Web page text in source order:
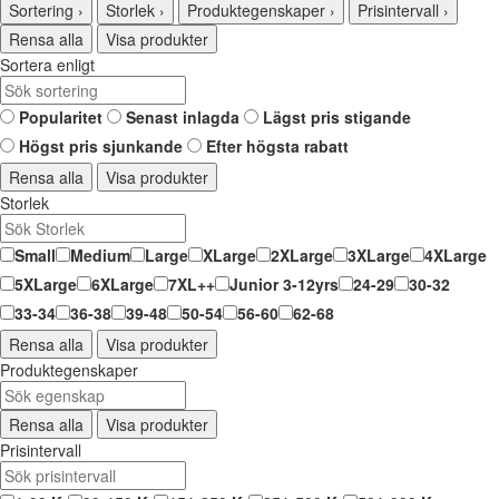
Sortering › Storlek › Produktegenskaper › Prisintervall ›
Rensa alla
Visa produkter
Sortera enligt
Popularitet Senast inlagda
Lägst pris stigande
Högst pris sjunkande
Efter högsta rabatt
Rensa alla
Visa produkter
Storlek
Small Medium Large XLarge 2XLarge 3XLarge
4XLarge
5XLarge
6XLarge 7XL++ Junior 3-12yrs 24-29
30-32
33-34
36-38 39-48 50-54 56-60
62-68
Rensa alla
Visa produkter
Produktegenskaper
Rensa alla
Visa produkter
Prisintervall